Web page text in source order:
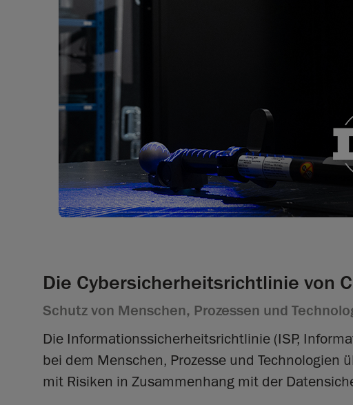
Die Cybersicherheitsrichtlinie von
Schutz von Menschen, Prozessen und
Die Informationssicherheitsrichtlinie (ISP,
bei dem Menschen, Prozesse und
mit Risiken in Zusammenhang mit der